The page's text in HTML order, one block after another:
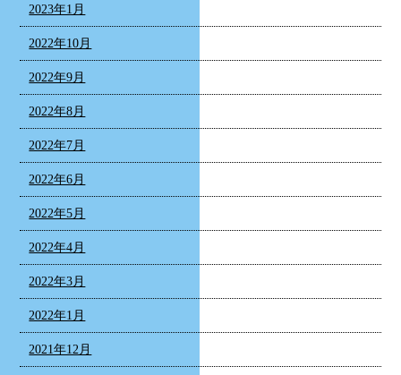
2023年1月
2022年10月
2022年9月
2022年8月
2022年7月
2022年6月
2022年5月
2022年4月
2022年3月
2022年1月
2021年12月